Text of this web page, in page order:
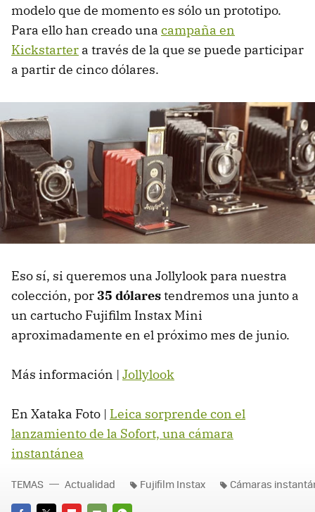
modelo que de momento es sólo un prototipo.
Para ello han creado una campaña en
Kickstarter a través de la que se puede participar
a partir de cinco dólares.
Eso sí, si queremos una Jollylook para nuestra
colección, por35 dólarestendremos una junto a
un cartucho Fujifilm Instax Mini
aproximadamente en el próximo mes de junio.
Más información | Jollylook
En Xataka Foto | Leica sorprende con el
lanzamiento de la Sofort, una cámara
instantánea
TEMAS Actualidad Fujifilm Instax Cámaras